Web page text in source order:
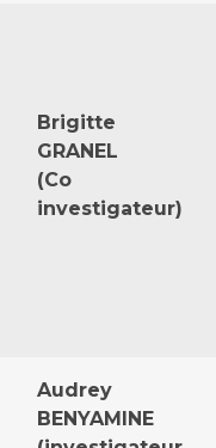
Brigitte
GRANEL
(Co
investigateur)
Audrey
BENYAMINE